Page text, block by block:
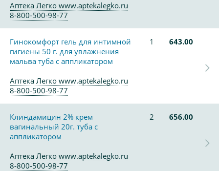
Аптека Легко www.aptekalegko.ru
8-800-500-98-77
Гинокомфорт гель для интимной
гигиены 50 г. для увлажнения
мальва туба с аппликатором
1 643.00
Аптека Легко www.aptekalegko.ru
8-800-500-98-77
Клиндамицин 2% крем
вагинальный 20г. туба с
аппликатором
2 656.00
Аптека Легко www.aptekalegko.ru
8-800-500-98-77